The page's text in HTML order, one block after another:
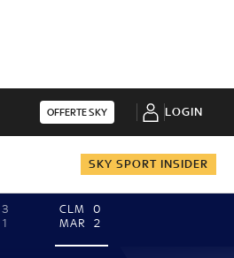
OFFERTE SKY LOGIN
SKY SPORT INSIDER
3
1
CLM
0
MAR
2